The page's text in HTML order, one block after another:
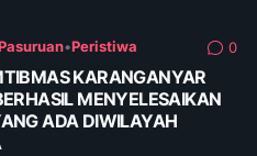
Pasuruan•Peristiwa 0
KARANGANYAR
MENYELESAIKAN
ADA DIWILAYAH